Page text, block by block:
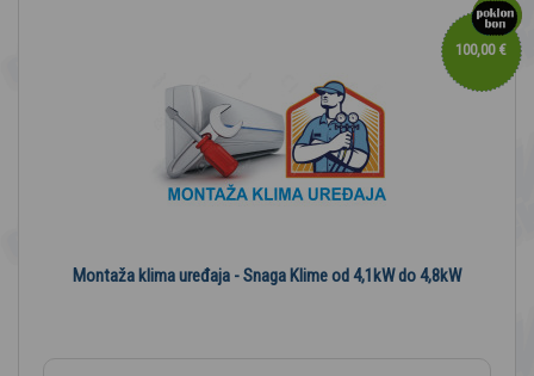
100,00 €
Montaža klima uređaja - Snaga Klime od 4,1kW do 4,8kW